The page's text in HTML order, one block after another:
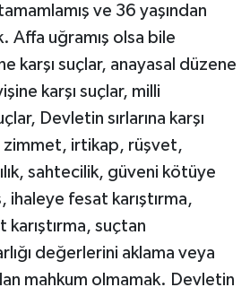
ve 36 yaşından
Affa uğramış olsa bile
karşı suçlar, anayasal düzene
karşı suçlar, milli
Devletin sırlarına karşı
zimmet, irtikap, rüşvet,
sahtecilik, güveni kötüye
ihaleye fesat karıştırma,
karıştırma, suçtan
değerlerini aklama veya
mahkum olmamak. Devletin